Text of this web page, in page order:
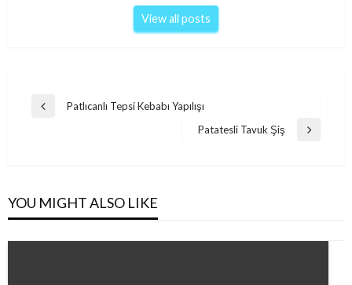
View all posts
Post
Previous
Patlıcanlı Tepsi Kebabı Yapılışı
Next
Patatesli Tavuk Şiş
YOU MIGHT ALSO LIKE